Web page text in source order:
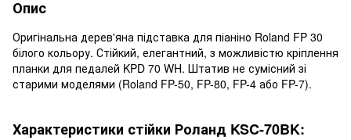
Опис
Оригінальна дерев'яна підставка для піаніно Roland FP 30
білого кольору. Стійкий, елегантний, з можливістю кріплення
планки для педалей KPD 70 WH. Штатив не сумісний зі
старими моделями (Roland FP-50, FP-80, FP-4 або FP-7).
Характеристики стійки Роланд KSC-70BK: